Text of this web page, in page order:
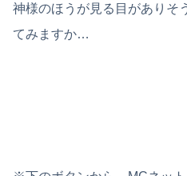
神様のほうが見る目がありそ
てみますか…